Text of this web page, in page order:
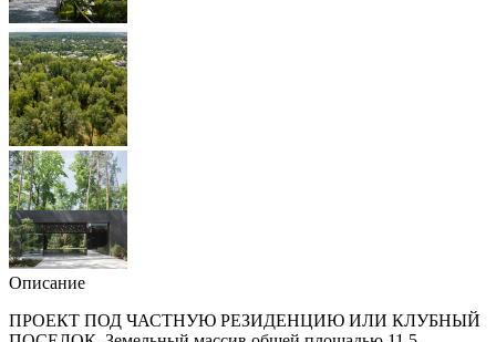
Описание
ПРОЕКТ ПОД ЧАСТНУЮ РЕЗИДЕНЦИЮ ИЛИ КЛУБНЫЙ